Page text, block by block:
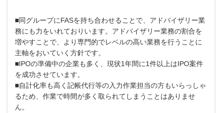
■同グループにFASを持ち合わせることで、アドバイザリー業
務にも力をいれておりいます。アドバイザリー業務の割合を
増やすことで、より専門的でレベルの高い業務を行うことに
主軸をおいていく方針です。
■IPOの準備中の企業も多く、現状1年間に1件以上はIPO案件
を成功させています。
■自計化率も高く記帳代行等の入力作業担当の方もいらっしゃ
るため、作業で時間が多く取られてしまうことはありませ
ん。